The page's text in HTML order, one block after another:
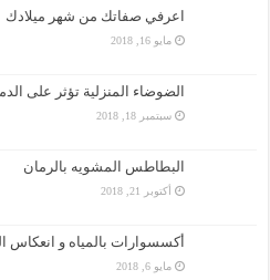
اعرفي صفاتك من شهر ميلادك
مايو 16, 2018
الضوضاء المنزلية تؤثر على
سبتمبر 18, 2018
البطاطس المشويه بالرمان
أكتوبر 21, 2018
أكسسوارات بالمياه و انعكاس
مايو 6, 2018